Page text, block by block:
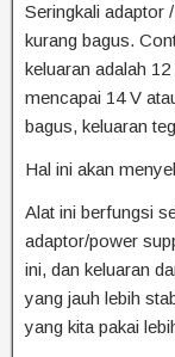
Seringkali adaptor
kurang bagus.
keluaran adalah
mencapai 14 V
bagus, keluaran
Hal ini akan
Alat ini berfungsi
adaptor/power
ini, dan keluaran
yang jauh lebih
yang kita pakai